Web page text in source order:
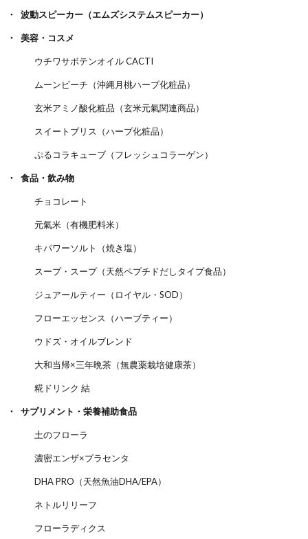
波動スピーカー（エムズシステムスピーカー）
美容・コスメ
ウチワサボテンオイル CACTI
ムーンピーチ（沖縄月桃ハーブ化粧品）
玄米アミノ酸化粧品（玄米元氣関連商品）
スイートブリス（ハーブ化粧品）
ぷるコラキューブ（フレッシュコラーゲン）
食品・飲み物
チョコレート
元氣米（有機肥料米）
キパワーソルト（焼き塩）
スープ・スープ（天然ペプチドだしタイプ食品）
ジュアールティー（ロイヤル・SOD）
フローエッセンス（ハーブティー）
ウドズ・オイルブレンド
大和当帰×三年晩茶（無農薬栽培健康茶）
糀ドリンク 結
サプリメント・栄養補助食品
土のフローラ
濃密エンザ×プラセンタ
DHA PRO（天然魚油DHA/EPA）
ネトルリリーフ
フローラディクス